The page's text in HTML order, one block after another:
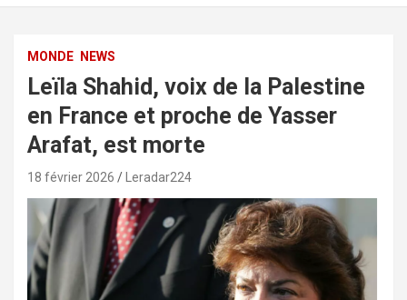
MONDE NEWS
Leïla Shahid, voix de la Palestine
en France et proche de Yasser
Arafat, est morte
18 février 2026 Leradar224